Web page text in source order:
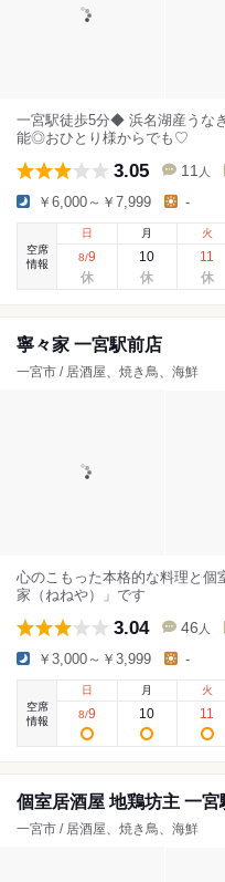
一宮駅徒歩5分◆ 浜名湖産うな
能◎おひとり様からでも♡
3.05 11 人
￥6,000～￥7,999 -
空席
情報
日
8/9
月
10
火
11
寧々家 一宮駅前店
一宮市 / 居酒屋、焼き鳥、海鮮
心のこもった本格的な料理と個
家（ねねや）」です
3.04 46 人
￥3,000～￥3,999 -
空席
情報
日
8/9
月
10
火
11
個室居酒屋 地鶏坊主 一宮
一宮市 / 居酒屋、焼き鳥、海鮮